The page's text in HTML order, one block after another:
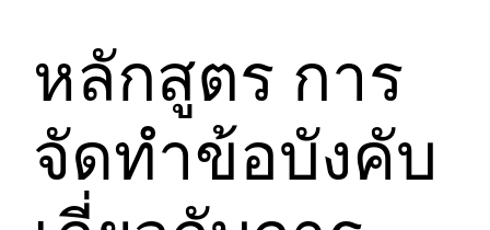
หลักสูตร การ
จัดทำข้อบังคับ